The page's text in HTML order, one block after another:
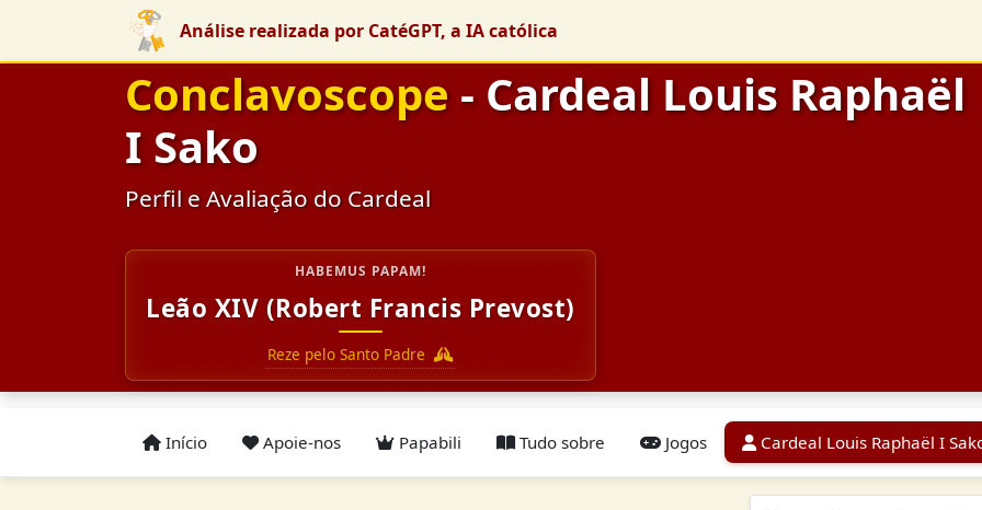
Análise realizada por CatéGPT, a IA católica
Conclavoscope- Cardeal Louis Raphaël
I Sako
Perfil e Avaliação do Cardeal
HABEMUS PAPAM!
Leão XIV (Robert Francis Prevost)
Reze pelo Santo Padre
Início Apoie-nos Papabili Tudo sobre Jogos Cardeal Louis Raphaël I